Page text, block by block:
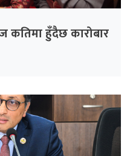
हुँदैछ कारोबार